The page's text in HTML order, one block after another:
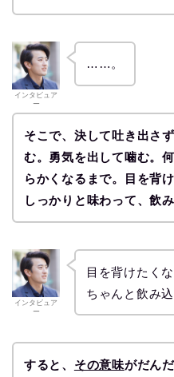
インタビュア
ー
……。
そこで、決して吐き出さ
む。勇気を出して噛む。
らかくなるまで。目を背
しっかりと味わって、飲
インタビュア
ー
目を背けたく
ちゃんと飲み
すると、 その意味がだん